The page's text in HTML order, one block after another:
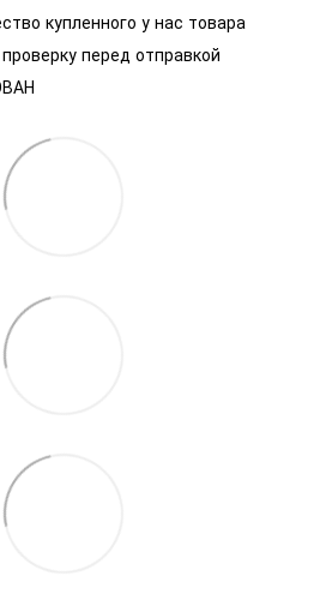
купленного у нас товара
перед отправкой